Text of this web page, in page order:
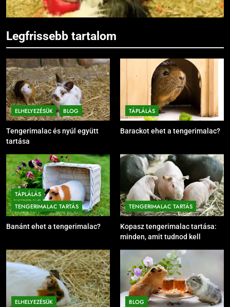
Legfrissebb tartalom
ELHELYEZÉSÜK BLOG
Tengerimalac és nyúl együtt
tartása
TÁPLÁLÁS
Barackot ehet a tengerimalac?
TÁPLÁLÁS
TENGERIMALAC TARTÁS
Banánt ehet a tengerimalac?
TENGERIMALAC TARTÁS
Kopasz tengerimalac tartása:
minden, amit tudnod kell
ELHELYEZÉSÜK BLOG